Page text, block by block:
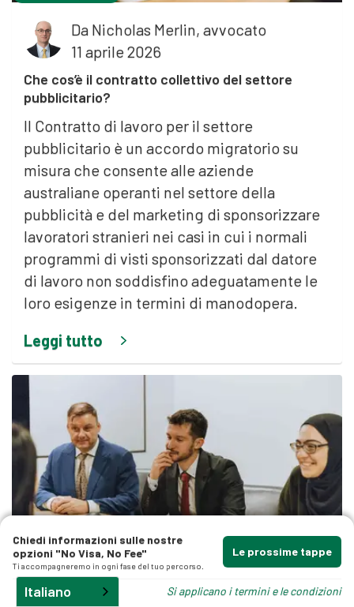
Da Nicholas Merlin, avvocato
11 aprile 2026
Che cos’è il contratto collettivo del settore
pubblicitario?
Il Contratto di lavoro per il settore
pubblicitario è un accordo migratorio su
misura che consente alle aziende
australiane operanti nel settore della
pubblicità e del marketing di sponsorizzare
lavoratori stranieri nei casi in cui i normali
programmi di visti sponsorizzati dal datore
di lavoro non soddisfino adeguatamente le
loro esigenze in termini di manodopera.
Leggi tutto
Lavoro e competenze
DaNicholas Merlin, avvocato
9 aprile 2026
Chiedi informazioni sulle nostre
opzioni "No Visa, No Fee"
Ti accompagneremo in ogni fase del tuo percorso.
Le prossime tappe
Si applicano i termini e le condizioni
Italiano